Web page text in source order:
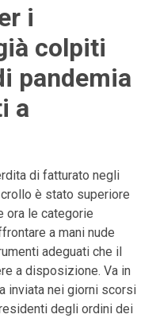
i
colpiti
pandemia
a
di fatturato negli
è stato superiore
ora le categorie
a mani nude
adeguati che il
a disposizione. Va in
inviata nei giorni scorsi
degli ordini dei